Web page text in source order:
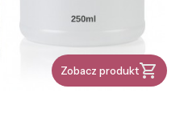
Zobacz produkt